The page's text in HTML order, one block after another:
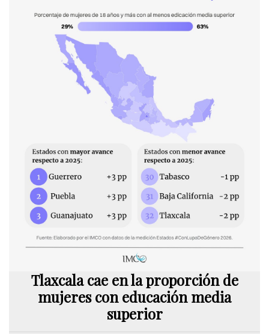
Tlaxcala cae en la proporción de
mujeres con educación media
superior